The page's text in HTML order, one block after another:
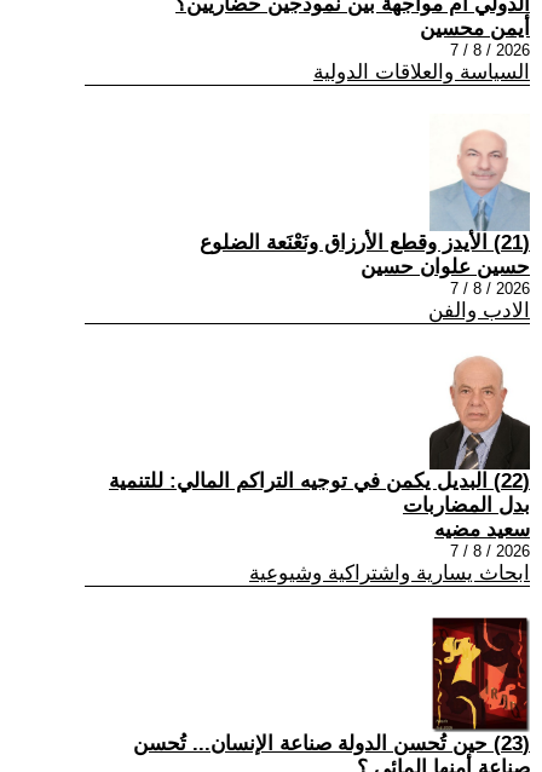
أيمن محسين
2026 / 8 / 7
السياسة والعلاقات الدولية
(21) الأيدز وقطع الأرزاق ونَعْنَعة الضلوع
حسين علوان حسين
2026 / 8 / 7
الادب والفن
(22) البديل يكمن في توجيه التراكم المالي: للتنمية
بدل المضاربات
سعيد مضيه
2026 / 8 / 7
ابحاث يسارية واشتراكية وشيوعية
(23) حين تُحسن الدولة صناعة الإنسان... تُحسن